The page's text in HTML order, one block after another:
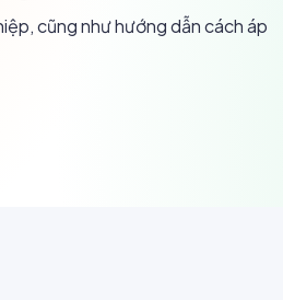
cũng như hướng dẫn cách áp